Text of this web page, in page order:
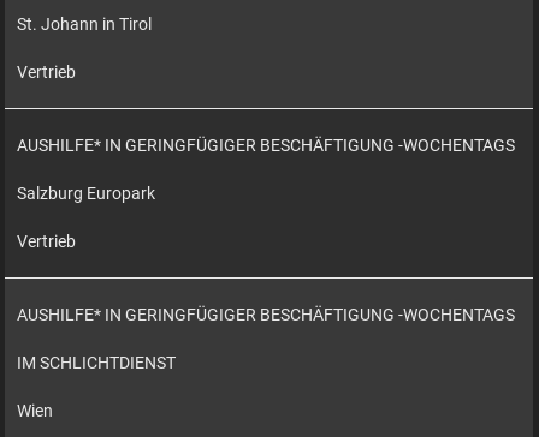
St. Johann in Tirol
Vertrieb
AUSHILFE* IN GERINGFÜGIGER BESCHÄFTIGUNG -WOCHENTAGS
Salzburg Europark
Vertrieb
AUSHILFE* IN GERINGFÜGIGER BESCHÄFTIGUNG -WOCHENTAGS
IM SCHLICHTDIENST
Wien